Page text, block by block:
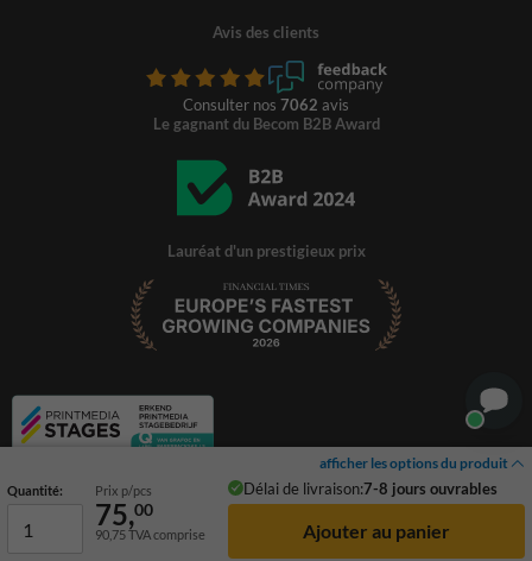
afficher les options du produit
Quantité: Prix p/pcs Délai de livraison:7-8 jours ouvrables
75,00
90,75TVA comprise
Avis des clients
Consulter nos 7062 avis
Le gagnant du Becom B2B Award
Lauréat d'un prestigieux prix
© 2026 TrafficSupply. Tous droits réservés.